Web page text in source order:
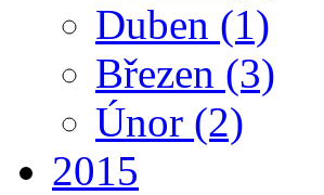
Duben (1)
Březen (3)
Únor (2)
2015